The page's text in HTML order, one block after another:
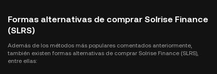
Formas alternativas de comprar Solrise Finance
(SLRS)
Además de los métodos más populares comentados anteriormente,
también existen formas alternativas de comprar Solrise Finance (SLRS),
entre ellas: